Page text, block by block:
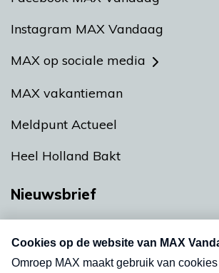
Instagram MAX Vandaag
MAX op sociale media
MAX vakantieman
Meldpunt Actueel
Heel Holland Bakt
Nieuwsbrief
nieuwsbrief. Elke vrijdag- en
uw mailbox.